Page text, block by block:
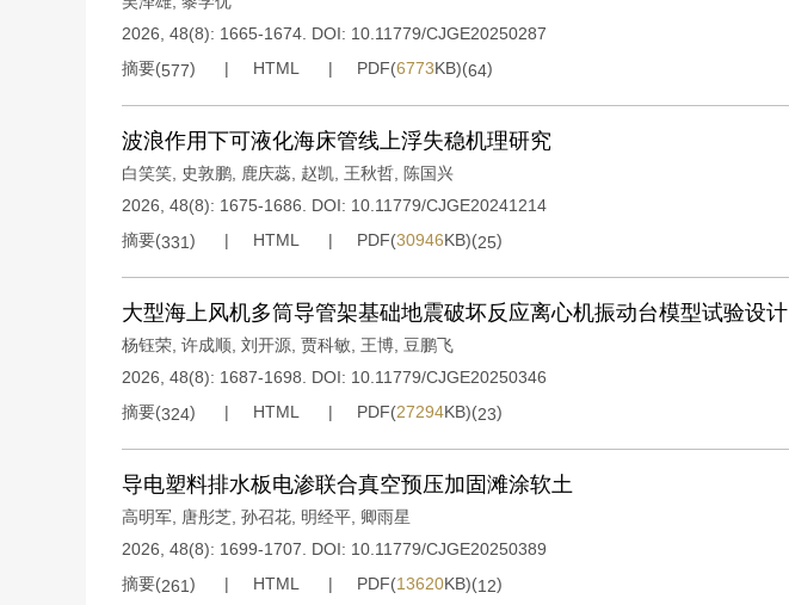
2026, 48(8): 1665-1674. DOI: 10.11779/CJGE20250287
摘要(577) HTML PDF(6773KB)(64)
波浪作用下可液化海床管线上浮失稳机理研究
白笑笑 史敦鹏 鹿庆蕊 赵凯 王秋哲
陈国兴
2026, 48(8): 1675-1686.
DOI: 10.11779/CJGE20241214
摘要(331) HTML PDF(30946KB)(25)
大型海上风机多筒导管架基础地震破坏反应离心机振动台模型试验设计
杨钰荣 许成顺 刘开源 贾科敏 王博 豆鹏飞
2026, 48(8): 1687-1698.
DOI: 10.11779/CJGE20250346
摘要(324) HTML PDF(27294KB)(23)
导电塑料排水板电渗联合真空预压加固滩涂软土
高明军 唐彤芝 孙召花 明经平 卿雨星
2026, 48(8): 1699-1707.
DOI: 10.11779/CJGE20250389
摘要(261) HTML PDF(13620KB)(12)